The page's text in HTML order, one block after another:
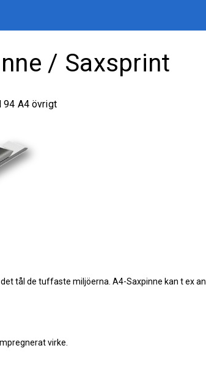
/ Saxsprint
94 A4 övrigt
tål de tuffaste miljöerna. A4-Saxpinne kan t ex
virke.